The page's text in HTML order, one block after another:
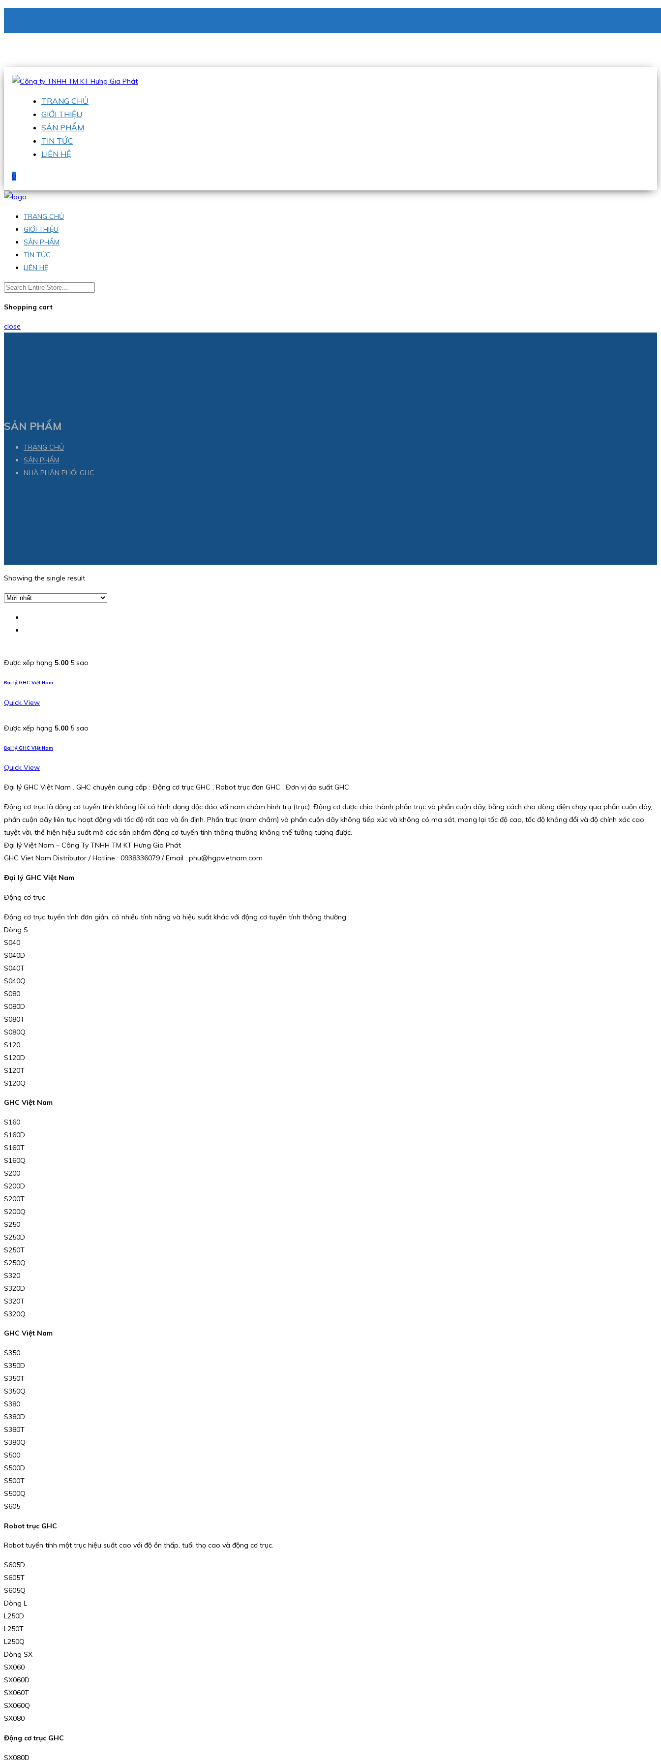
Hotline:0938 336 079
TRANG CHỦ
GIỚI THIỆU
SẢN PHẨM
TIN TỨC
LIÊN HỆ
0
TRANG CHỦ
GIỚI THIỆU
SẢN PHẨM
TIN TỨC
LIÊN HỆ
Shopping cart
close
SẢN PHẨM
TRANG CHỦ
SẢN PHẨM
NHÀ PHÂN PHỐI GHC
Showing the single result
Được xếp hạng 5.00 5 sao
Đại lý GHC Việt Nam
Quick View
Được xếp hạng 5.00 5 sao
Đại lý GHC Việt Nam
Quick View
Đại lý GHC Việt Nam . GHC chuyên cung cấp : Động cơ trục GHC , Robot trục đơn GHC , Đơn vị áp suất GHC
Động cơ trục là động cơ tuyến tính không lõi có hình dạng độc đáo với nam châm hình trụ (trục). Động cơ được chia thành phần trục và phần cuộn dây, bằng cách cho dòng điện chạy qua phần cuộn dây,
phần cuộn dây liên tục hoạt động với tốc độ rất cao và ổn định. Phần trục (nam châm) và phần cuộn dây không tiếp xúc và không có ma sát, mang lại tốc độ cao, tốc độ không đổi và độ chính xác cao
tuyệt vời, thể hiện hiệu suất mà các sản phẩm động cơ tuyến tính thông thường không thể tưởng tượng được.
Đại lý Việt Nam – Công Ty TNHH TM KT Hưng Gia Phát
GHC Viet Nam Distributor / Hotline : 0938336079 / Email : phu@hgpvietnam.com
Đại lý GHC Việt Nam
Động cơ trục
Động cơ trục tuyến tính đơn giản, có nhiều tính năng và hiệu suất khác với động cơ tuyến tính thông thường.
Dòng S
S040
S040D
S040T
S040Q
S080
S080D
S080T
S080Q
S120
S120D
S120T
S120Q
GHC Việt Nam
S160
S160D
S160T
S160Q
S200
S200D
S200T
S200Q
S250
S250D
S250T
S250Q
S320
S320D
S320T
S320Q
GHC Việt Nam
S350
S350D
S350T
S350Q
S380
S380D
S380T
S380Q
S500
S500D
S500T
S500Q
S605
Robot trục GHC
Robot tuyến tính một trục hiệu suất cao với độ ồn thấp, tuổi thọ cao và động cơ trục.
S605D
S605T
S605Q
Dòng L
L250D
L250T
L250Q
Dòng SX
SX060
SX060D
SX060T
SX060Q
SX080
Động cơ trục GHC
SX080D